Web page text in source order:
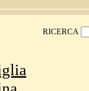
RICERCA